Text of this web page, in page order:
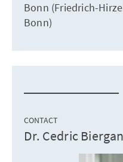
Bonn (Friedrich-
Bonn)
CONTACT
Dr. Cedric